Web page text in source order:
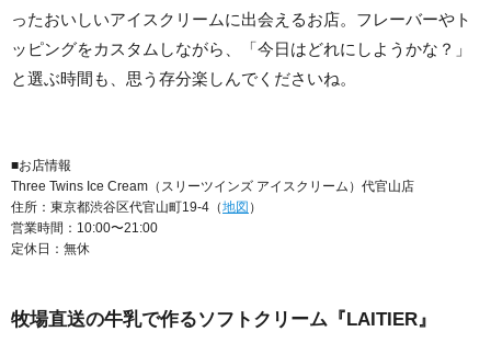
ったおいしいアイスクリームに出会えるお店。フレーバーやト
ッピングをカスタムしながら、「今日はどれにしようかな？」
と選ぶ時間も、思う存分楽しんでくださいね。
■お店情報
Three Twins Ice Cream（スリーツインズ アイスクリーム）代官山店
住所：東京都渋谷区代官山町19-4（地図 ）
営業時間：10:00〜21:00
定休日：無休
牧場直送の牛乳で作るソフトクリーム『LAITIER』